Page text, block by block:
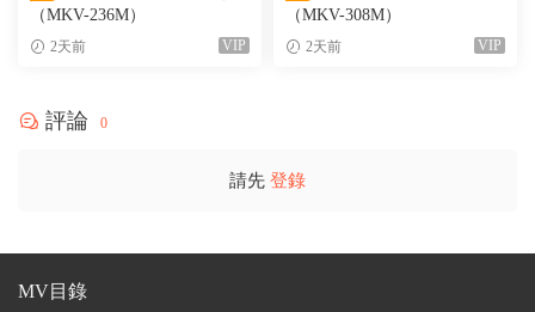
（MKV-236M）
2天前 VIP
（MKV-308M）
2天前 VIP
評論 0
請先 登錄
MV目錄